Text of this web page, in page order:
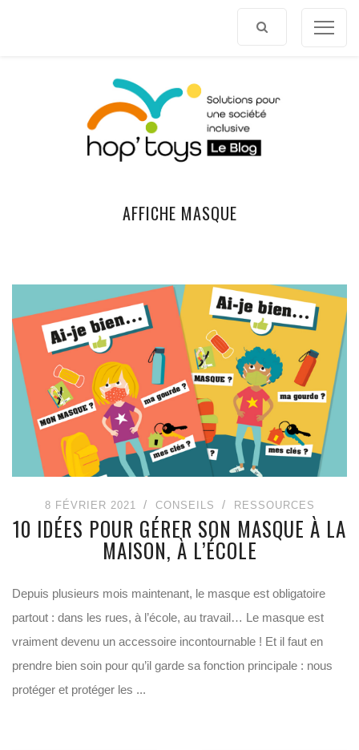
AFFICHE MASQUE
8 FÉVRIER 2021 CONSEILS RESSOURCES
10 IDÉES POUR GÉRER SON MASQUE À LA
MAISON, À L’ÉCOLE
Depuis plusieurs mois maintenant, le masque est obligatoire
partout : dans les rues, à l’école, au travail… Le masque est
vraiment devenu un accessoire incontournable ! Et il faut en
prendre bien soin pour qu’il garde sa fonction principale : nous
protéger et protéger les ...